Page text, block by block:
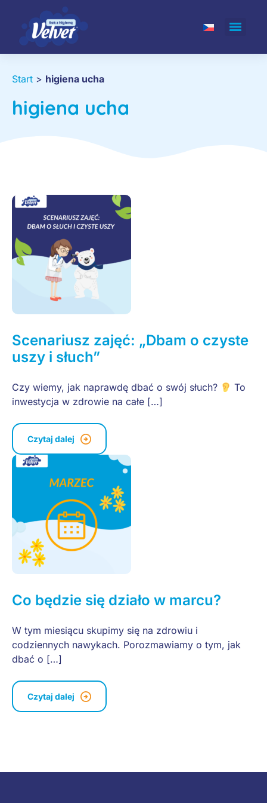
Start > higiena ucha
higiena ucha
Scenariusz zajęć: „Dbam o czyste
uszy i słuch”
Czy wiemy, jak naprawdę dbać o swój słuch?
To
inwestycja w zdrowie na całe […]
Czytaj dalej
Co będzie się działo w marcu?
W tym miesiącu skupimy się na zdrowiu i
codziennych nawykach. Porozmawiamy o tym, jak
dbać o […]
Czytaj dalej